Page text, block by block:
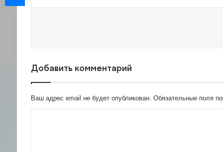
Добавить комментарий
Ваш адрес email не будет опубликован. Обязательные поля